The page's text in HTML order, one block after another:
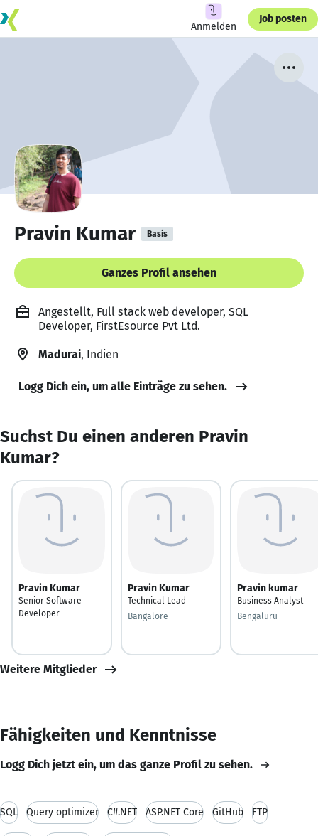
Anmelden
Job posten
Pravin Kumar Basis
Ganzes Profil ansehen
Angestellt, Full stack web developer, SQL
Developer, FirstEsource Pvt Ltd.
Madurai, Indien
Logg Dich ein, um alle Einträge zu sehen.
Suchst Du einen anderen Pravin
Kumar?
Pravin Kumar
Senior Software
Developer
Pravin Kumar
Technical Lead
Bangalore
Pravin kumar
Business Analyst
Bengaluru
Weitere Mitglieder
Fähigkeiten und Kenntnisse
Logg Dich jetzt ein, um das ganze Profil zu sehen.
SQL Query optimizer C#.NET ASP.NET Core GitHub FTP